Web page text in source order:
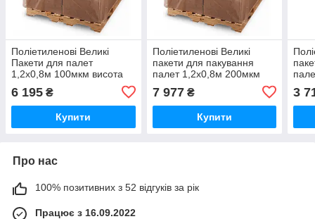
Поліетиленові Великі
Пакети для палет
1,2х0,8м 100мкм висота
вантажу 190см (вторинний
PE) 10шт
6 195 ₴
Купити
Поліетиленові Великі
пакети для пакування
палет 1,2х0,8м 200мкм
(вторинний PE)
7 977₴
Купити
3
Про нас
100% позитивних з 52 відгуків за рік
Працює з 16.09.2022